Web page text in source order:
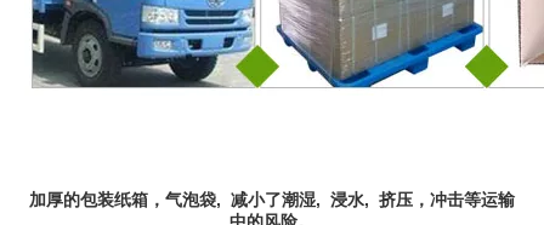
加厚的包装纸箱， 气泡袋, 减小了潮湿, 浸水, 挤压 ，冲击等运输